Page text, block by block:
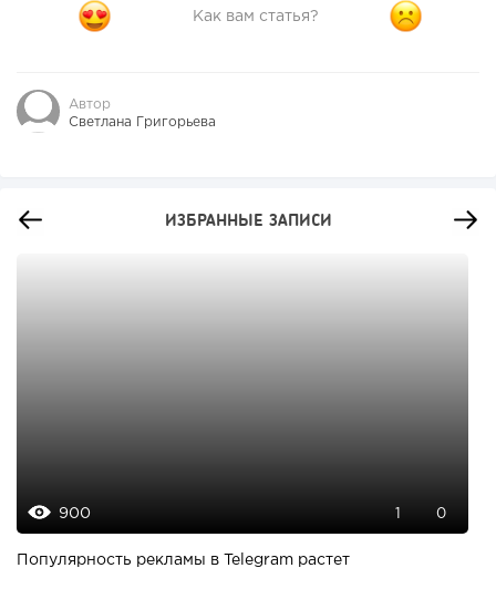
Как вам статья?
Автор
Светлана Григорьева
ИЗБРАННЫЕ ЗАПИСИ
900 0
Популярность рекламы в Telegram растет